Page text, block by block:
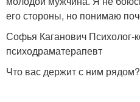
его стороны, но понимаю
Софья Каганович Психолог-
психодраматерапевт
Что вас держит с ним рядом?